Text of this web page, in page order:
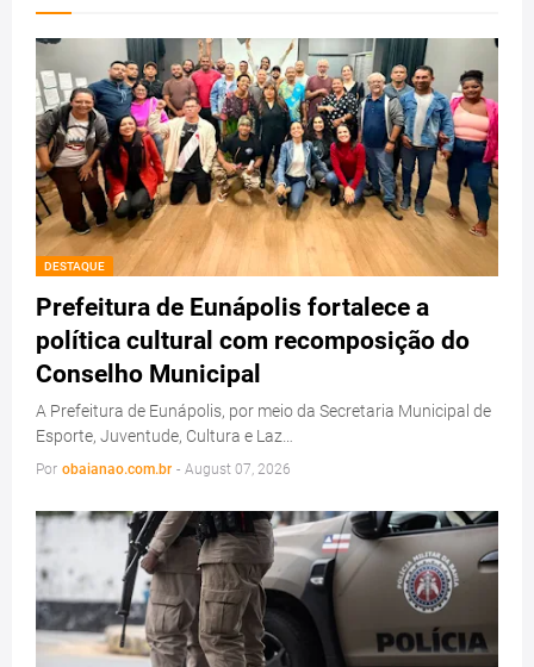
DESTAQUE
Prefeitura de Eunápolis fortalece a
política cultural com recomposição do
Conselho Municipal
A Prefeitura de Eunápolis, por meio da Secretaria Municipal de
Esporte, Juventude, Cultura e Laz…
Por obaianao.com.br - August 07, 2026